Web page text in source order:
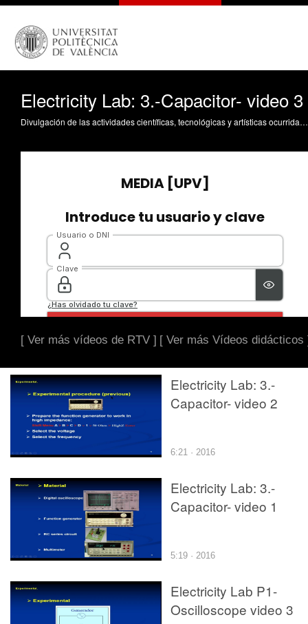
Electricity Lab: 3.-Capacitor- video 3
Divulgación de las actividades científicas, tecnológicas y artísticas ocurridas en los tres campus de la UPV
[ Ver más vídeos de RTV ] [ Ver más Vídeos didácticos
Electricity Lab: 3.-
Capacitor- video 2
6:21 · 2016
Electricity Lab: 3.-
Capacitor- video 1
5:19 · 2016
Electricity Lab P1-
Oscilloscope video 3